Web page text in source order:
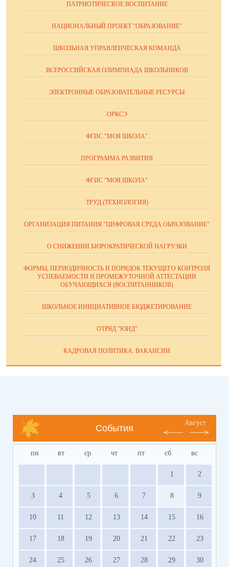
ПАТРИОТИЧЕСКОЕ ВОСПИТАНИЕ
НАЦИОНАЛЬНЫЙ ПРОЕКТ "ОБРАЗОВАНИЕ"
ШКОЛЬНАЯ УПРАВЛЕНЧЕСКАЯ КОМАНДА
ВСЕРОССИЙСКАЯ ОЛИМПИАДА ШКОЛЬНИКОВ
ЭЛЕКТРОННЫЕ ОБРАЗОВАТЕЛЬНЫЕ РЕСУРСЫ
ОРКСЭ
ФГИС "МОЯ ШКОЛА"
ПРОГРАММА РАЗВИТИЯ
ФГИС "МОЯ ШКОЛА"
ТРУД (ТЕХНОЛОГИЯ)
ОРГАНИЗАЦИЯ ПИТАНИЯ "ЦИФРОВАЯ СРЕДА.ОБРАЗОВАНИЕ"
О СНИЖЕНИИ БЮРОКРАТИЧЕСКОЙ НАГРУЗКИ
ФОРМЫ, ПЕРИОДИЧНОСТЬ И ПОРЯДОК ТЕКУЩЕГО КОНТРОЛЯ
УСПЕВАЕМОСТИ И ПРОМЕЖУТОЧНОЙ АТТЕСТАЦИИ
ОБУЧАЮЩИХСЯ (ВОСПИТАННИКОВ)
ШКОЛЬНОЕ ИНИЦИАТИВНОЕ БЮДЖЕТИРОВАНИЕ
ОТРЯД "ЮИД"
КАДРОВАЯ ПОЛИТИКА. ВАКАНСИИ
События
Август
пн вт ср чт пт сб вс
1 2
3 4 5 6 7 8 9
10 11 12 13 14 15 16
17 18 19 20 21 22 23
24 25 26 27 28 29 30